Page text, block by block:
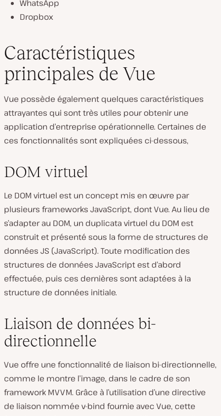
WhatsApp
Dropbox
Caractéristiques
principales de Vue
Vue possède également quelques caractéristiques
attrayantes qui sont très utiles pour obtenir une
application d’entreprise opérationnelle. Certaines de
ces fonctionnalités sont expliquées ci-dessous,
DOM virtuel
Le DOM virtuel est un concept mis en œuvre par
plusieurs frameworks JavaScript, dont Vue. Au lieu de
s’adapter au DOM, un duplicata virtuel du DOM est
construit et présenté sous la forme de structures de
données JS (JavaScript). Toute modification des
structures de données JavaScript est d’abord
effectuée, puis ces dernières sont adaptées à la
structure de données initiale.
Liaison de données bi-
directionnelle
Vue offre une fonctionnalité de liaison bi-directionnelle,
comme le montre l’image, dans le cadre de son
framework MVVM. Grâce à l’utilisation d’une directive
de liaison nommée v-bind fournie avec Vue, cette